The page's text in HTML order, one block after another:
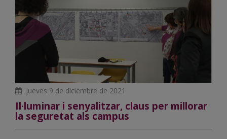
jueves 9 de diciembre de 2021
Il·luminar i senyalitzar, claus per millorar
la seguretat als campus